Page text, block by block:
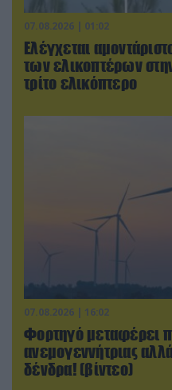
07.08.2026 | 01:02
Ελέγχεται
των ελικοπτέρων
τρίτο ελικόπτερο
07.08.2026 | 16:02
Φορτηγό μεταφέρει
ανεμογεννήτριας
δένδρα! (βίντεο)